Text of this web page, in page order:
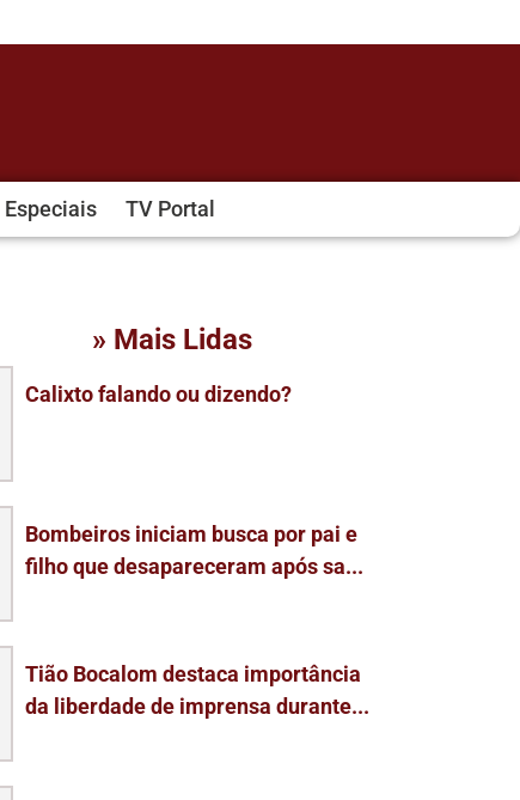
Especiais TV Portal
» Mais Lidas
Calixto falando ou dizendo?
Bombeiros iniciam busca por pai e
filho que desapareceram após sa...
Tião Bocalom destaca importância
da liberdade de imprensa durante...